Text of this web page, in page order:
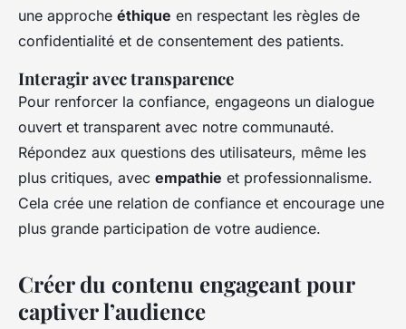
une approche éthique en respectant les règles de
confidentialité et de consentement des patients.
Interagir avec transparence
Pour renforcer la confiance, engageons un dialogue
ouvert et transparent avec notre communauté.
Répondez aux questions des utilisateurs, même les
plus critiques, avec empathie et professionnalisme.
Cela crée une relation de confiance et encourage une
plus grande participation de votre audience.
Créer du contenu engageant pour
captiver l’audience